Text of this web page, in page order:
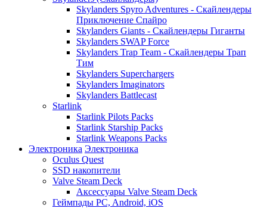
Skylanders Spyro Adventures - Скайлендеры
Приключение Спайро
Skylanders Giants - Скайлендеры Гиганты
Skylanders SWAP Force
Skylanders Trap Team - Скайлендеры Трап
Тим
Skylanders Superchargers
Skylanders Imaginators
Skylanders Battlecast
Starlink
Starlink Pilots Packs
Starlink Starship Packs
Starlink Weapons Packs
Электроника Электроника
Oculus Quest
SSD накопители
Valve Steam Deck
Аксессуары Valve Steam Deck
Геймпады PC, Android, iOS